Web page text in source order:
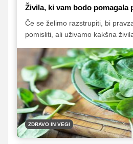
Živila, ki vam bodo pomagala
Če se želimo razstrupiti, bi
pomisliti, ali uživamo kakšna
živila, sladkarije, bela moka,
našteva prehranska
Nekaj časa lahko uživate tudi
izdelkov ter glutena. Katera
svoj jedilnik?
ZDRAVO IN VEGI